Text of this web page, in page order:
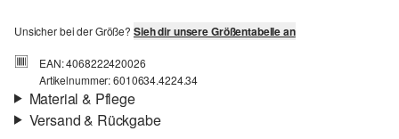
Unsicher bei der Größe? Sieh dir unsere Größentabelle an
EAN: 4068222420026
Artikelnummer: 6010634.4224.34
Material & Pflege
Versand & Rückgabe